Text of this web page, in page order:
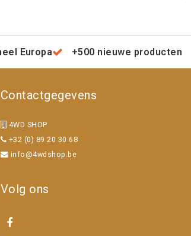
Europa +500 nieuwe producten
Contactgegevens
4WD SHOP
+32 (0) 89 20 30 68
info@4wdshop.be
Volg ons